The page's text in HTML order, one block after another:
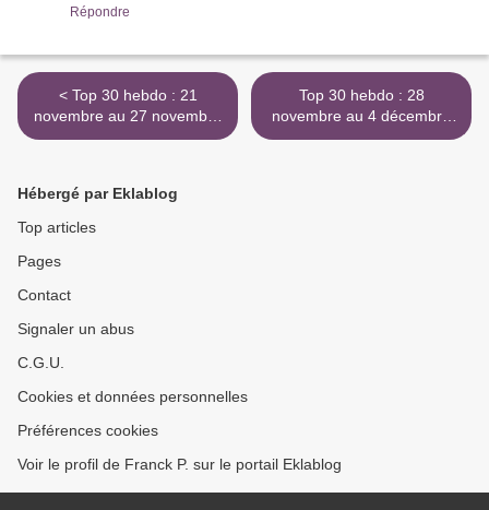
Répondre
< Top 30 hebdo : 21
novembre au 27 novembre
1956
Top 30 hebdo : 28
novembre au 4 décembre
1956 >
Hébergé par Eklablog
Top articles
Pages
Contact
Signaler un abus
C.G.U.
Cookies et données personnelles
Préférences cookies
Voir le profil de Franck P. sur le portail Eklablog